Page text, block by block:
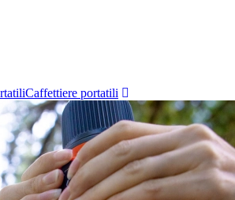
Caffettiere portatili